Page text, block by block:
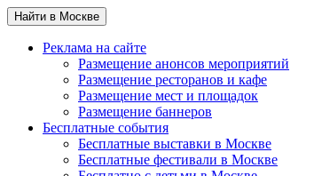
Найти в Москве
Реклама на сайте
Размещение анонсов мероприятий
Размещение ресторанов и кафе
Размещение мест и площадок
Размещение баннеров
Бесплатные события
Бесплатные выставки в Москве
Бесплатные фестивали в Москве